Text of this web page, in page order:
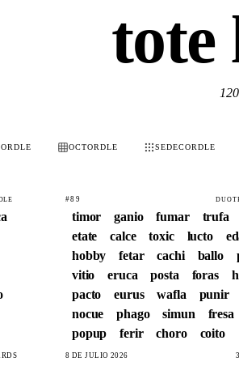
tote
120
OCTORDLE SEDECORDLE
#89
timor ganio fumar trufa
etate
calce toxic lucto
hobby
fetar cachi ballo
vitio
eruca posta foras
pacto
eurus wafla
punir
nocue
phago simun
fresa
popup
ferir choro coito
8 DE JULIO 2026